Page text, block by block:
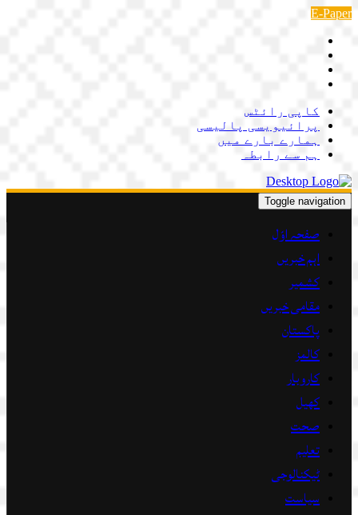
Skip
content
E-Paper
کاپی رائٹس
پرائیویسی پالیسی
ہمارے بارے میں
ہم سے رابطہ
Toggle navigation
صفحہ اوّل
اہم خبریں
کشمیر
مقامی خبریں
پاکستان
کالمز
کاروبار
کھیل
صحت
تعلیم
ٹیکنالوجی
سیاست